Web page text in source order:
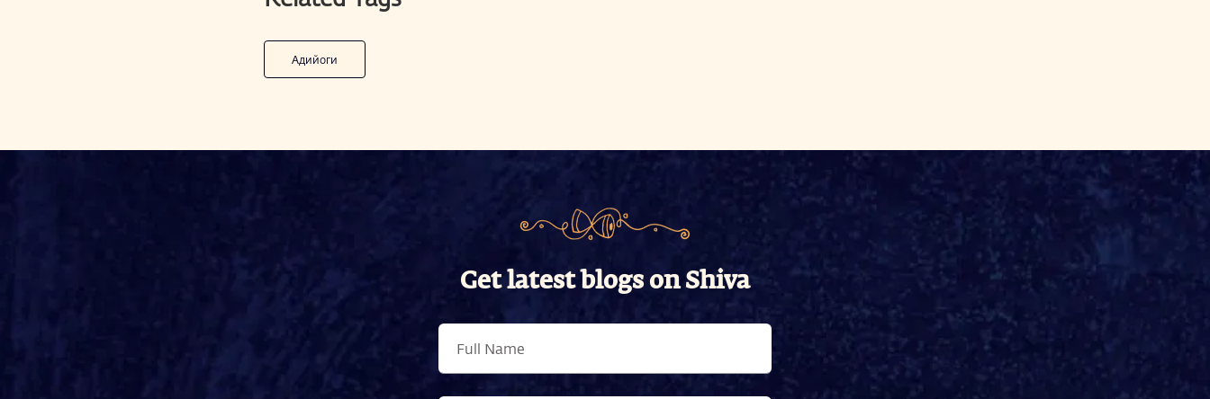
Адийоги
Get latest blogs on Shiva